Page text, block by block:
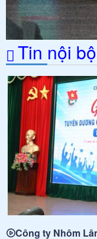
Tin nội bộ
Công ty Nhôm